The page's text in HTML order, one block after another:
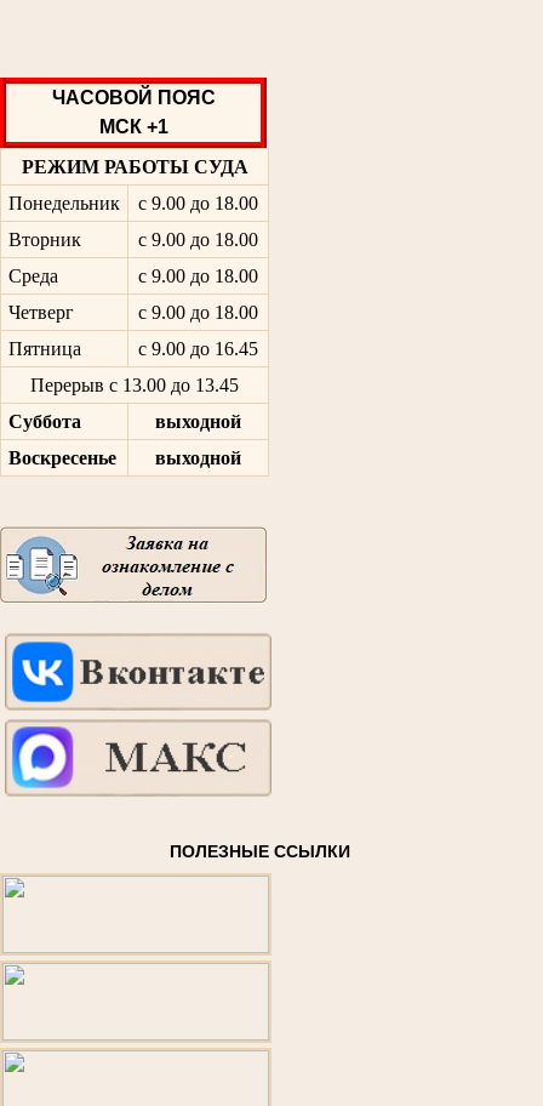
ЧАСОВОЙ ПОЯС
МСК +1
РЕЖИМ РАБОТЫ СУДА
Понедельник
с 9.00 до 18.00
Вторник
с 9.00 до 18.00
Среда
с 9.00 до 18.00
Четверг
с 9.00 до 18.00
Пятница
с 9.00 до 16.45
Перерыв с 13.00 до 13.45
Суббота
выходной
Воскресенье
выходной
ПОЛЕЗНЫЕ ССЫЛКИ